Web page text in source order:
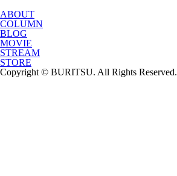
ABOUT
COLUMN
BLOG
MOVIE
STREAM
STORE
Copyright © BURITSU. All Rights Reserved.